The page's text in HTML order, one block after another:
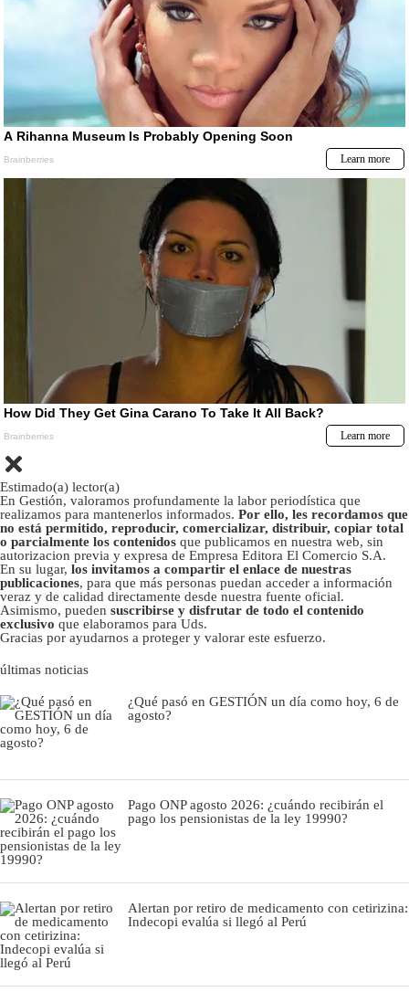
Estimado(a) lector(a)
En Gestión, valoramos profundamente la labor periodística que
realizamos para mantenerlos informados. Por ello, les recordamos que
no está permitido, reproducir, comercializar, distribuir, copiar total
o parcialmente los contenidos que publicamos en nuestra web, sin
autorizacion previa y expresa de Empresa Editora El Comercio S.A.
En su lugar, los invitamos a compartir el enlace de nuestras
publicaciones, para que más personas puedan acceder a información
veraz y de calidad directamente desde nuestra fuente oficial.
Asimismo, pueden suscribirse y disfrutar de todo el contenido
exclusivo que elaboramos para Uds.
Gracias por ayudarnos a proteger y valorar este esfuerzo.
últimas noticias
¿Qué pasó en GESTIÓN un día como hoy, 6 de
agosto?
Pago ONP agosto 2026: ¿cuándo recibirán el
pago los pensionistas de la ley 19990?
Alertan por retiro de medicamento con cetirizina:
Indecopi evalúa si llegó al Perú